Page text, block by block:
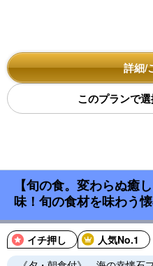
詳細/
このプランで
【旬の食。変わらぬ癒
味！旬の食材を味わう
イチ押し
人気No.1